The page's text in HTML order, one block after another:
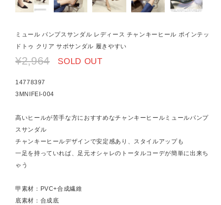
ミュール パンプスサンダル レディース チャンキーヒール ポインテッ
ドトゥ クリア サボサンダル 履きやすい
¥2,964 SOLD OUT
14778397
3MNIFEI-004
高いヒールが苦手な方におすすめなチャンキーヒールミュールパンプ
スサンダル
チャンキーヒールデザインで安定感あり、スタイルアップも
一足を持っていれば、足元オシャレのトータルコーデが簡単に出来ち
ゃう
甲素材：PVC+合成繊維
底素材：合成底